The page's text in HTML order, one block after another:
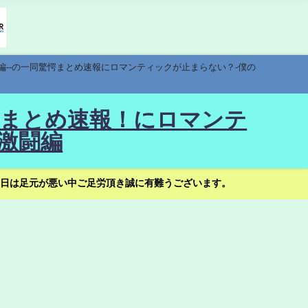
の一同驚愕まとめ速報にロマンティックが止まらない？-僕の
とめ速報！にロマンテ
闘編
足元が悪い中ご足労頂き誠に有難うございます。